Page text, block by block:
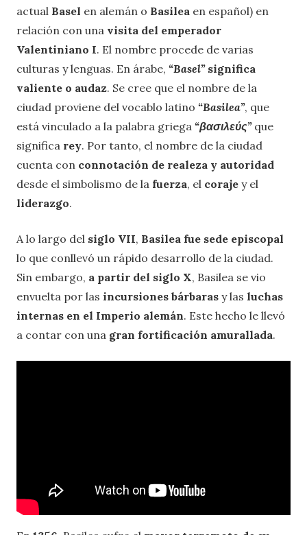
actual Basel en alemán o Basilea en español) en
relación con una visita del emperador
Valentiniano I. El nombre procede de varias
culturas y lenguas. En árabe, “Basel” significa
valiente o audaz. Se cree que el nombre de la
ciudad proviene del vocablo latino “Basilea”, que
está vinculado a la palabra griega “βασιλεύς”que
significa rey. Por tanto, el nombre de la ciudad
cuenta con connotación de realeza y autoridad
desde el simbolismo de la fuerza, el coraje y el
liderazgo.
A lo largo del siglo VII, Basilea fue sede episcopal
lo que conllevó un rápido desarrollo de la ciudad.
Sin embargo, a partir del siglo X, Basilea se vio
envuelta por las incursiones bárbaras y las luchas
internas en el Imperio alemán. Este hecho le llevó
a contar con una gran fortificación amurallada.